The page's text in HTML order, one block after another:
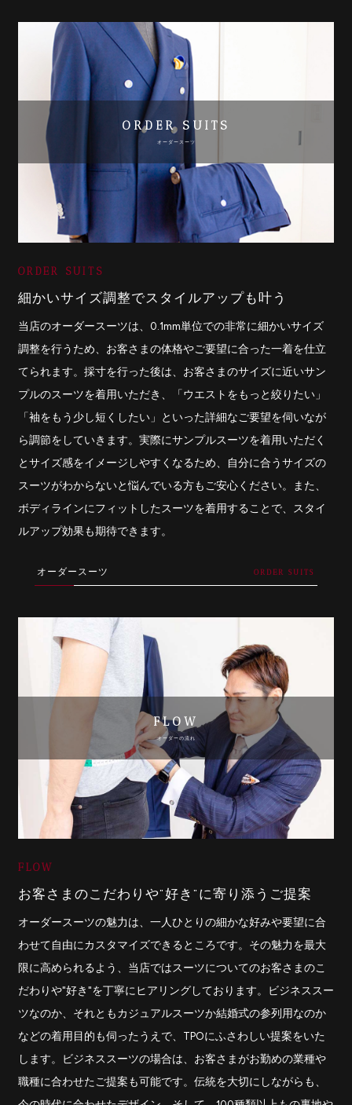
ORDER SUITS
オーダースーツ
細かいサイズ調整でスタイルアップも叶う
当店のオーダースーツは、0.1mm単位での非常に細かいサイズ
調整を行うため、お客さまの体格やご要望に合った一着を仕立
てられます。採寸を行った後は、お客さまのサイズに近いサン
プルのスーツを着用いただき、「ウエストをもっと絞りたい」
「袖をもう少し短くしたい」といった詳細なご要望を伺いなが
ら調節をしていきます。実際にサンプルスーツを着用いただく
とサイズ感をイメージしやすくなるため、自分に合うサイズの
スーツがわからないと悩んでいる方もご安心ください。また、
ボディラインにフィットしたスーツを着用することで、スタイ
ルアップ効果も期待できます。
オーダースーツ
FLOW
オーダーの流れ
お客さまのこだわりや"好き"に寄り添うご提案
オーダースーツの魅力は、一人ひとりの細かな好みや要望に合
わせて自由にカスタマイズできるところです。その魅力を最大
限に高められるよう、当店ではスーツについてのお客さまのこ
だわりや"好き"を丁寧にヒアリングしております。ビジネススー
ツなのか、それともカジュアルスーツか結婚式の参列用なのか
などの着用目的も伺ったうえで、TPOにふさわしい提案をいた
します。ビジネススーツの場合は、お客さまがお勤めの業種や
職種に合わせたご提案も可能です。伝統を大切にしながらも、